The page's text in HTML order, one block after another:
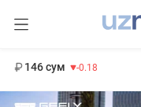
146 сум -0.18